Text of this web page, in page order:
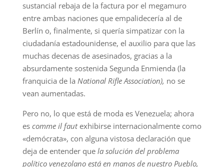
sustancial rebaja de la factura por el megamuro
entre ambas naciones que empalidecería al de
Berlín o, finalmente, si quería simpatizar con la
ciudadanía estadounidense, el auxilio para que las
muchas decenas de asesinados, gracias a la
absurdamente sostenida Segunda Enmienda (la
franquicia de la National Rifle Association), no se
vean aumentadas.
Pero no, lo que está de moda es Venezuela; ahora
es comme il fautexhibirse internacionalmente como
«demócrata», con alguna vistosa declaración que
deja de entender que la solución del problema
político venezolano está en manos de nuestro Pueblo,